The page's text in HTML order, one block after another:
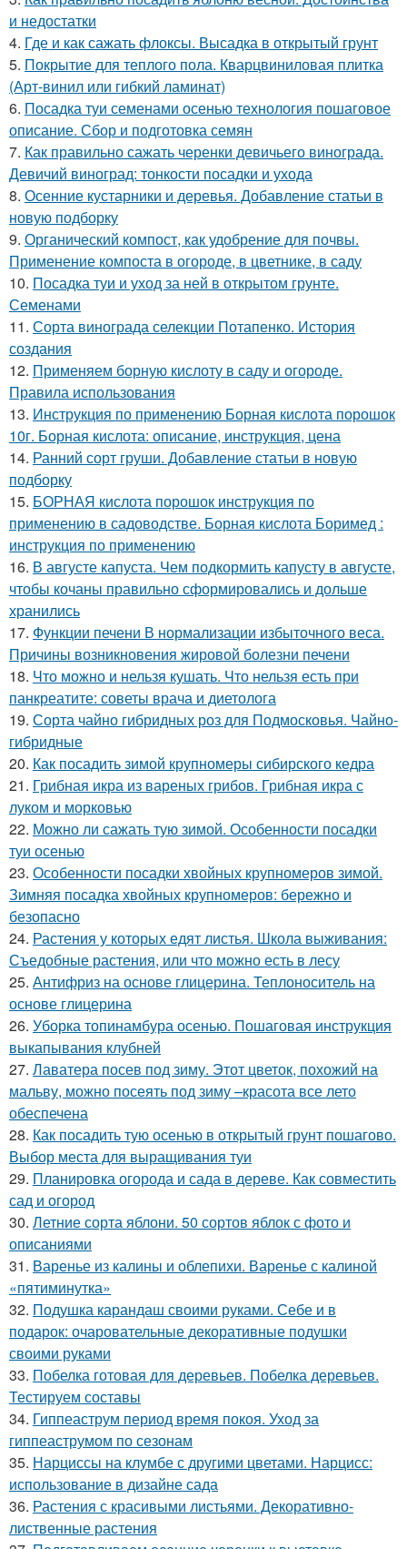
и недостатки
4. Где и как сажать флоксы. Высадка в открытый грунт
5. Покрытие для теплого пола. Кварцвиниловая плитка
(Арт-винил или гибкий ламинат)
6. Посадка туи семенами осенью технология пошаговое
описание. Сбор и подготовка семян
7. Как правильно сажать черенки девичьего винограда.
Девичий виноград: тонкости посадки и ухода
8. Осенние кустарники и деревья. Добавление статьи в
новую подборку
9. Органический компост, как удобрение для почвы.
Применение компоста в огороде, в цветнике, в саду
10. Посадка туи и уход за ней в открытом грунте.
Семенами
11. Сорта винограда селекции Потапенко. История
создания
12. Применяем борную кислоту в саду и огороде.
Правила использования
13. Инструкция по применению Борная кислота порошок
10г. Борная кислота: описание, инструкция, цена
14. Ранний сорт груши. Добавление статьи в новую
подборку
15. БОРНАЯ кислота порошок инструкция по
применению в садоводстве. Борная кислота Боримед :
инструкция по применению
16. В августе капуста. Чем подкормить капусту в августе,
чтобы кочаны правильно сформировались и дольше
хранились
17. Функции печени В нормализации избыточного веса.
Причины возникновения жировой болезни печени
18. Что можно и нельзя кушать. Что нельзя есть при
панкреатите: советы врача и диетолога
19. Сорта чайно гибридных роз для Подмосковья. Чайно-
гибридные
20. Как посадить зимой крупномеры сибирского кедра
21. Грибная икра из вареных грибов. Грибная икра с
луком и морковью
22. Можно ли сажать тую зимой. Особенности посадки
туи осенью
23. Особенности посадки хвойных крупномеров зимой.
Зимняя посадка хвойных крупномеров: бережно и
безопасно
24. Растения у которых едят листья. Школа выживания:
Съедобные растения, или что можно есть в лесу
25. Антифриз на основе глицерина. Теплоноситель на
основе глицерина
26. Уборка топинамбура осенью. Пошаговая инструкция
выкапывания клубней
27. Лаватера посев под зиму. Этот цветок, похожий на
мальву, можно посеять под зиму –красота все лето
обеспечена
28. Как посадить тую осенью в открытый грунт пошагово.
Выбор места для выращивания туи
29. Планировка огорода и сада в дереве. Как совместить
сад и огород
30. Летние сорта яблони. 50 сортов яблок с фото и
описаниями
31. Варенье из калины и облепихи. Варенье с калиной
«пятиминутка»
32. Подушка карандаш своими руками. Себе и в
подарок: очаровательные декоративные подушки
своими руками
33. Побелка готовая для деревьев. Побелка деревьев.
Тестируем составы
34. Гиппеаструм период время покоя. Уход за
гиппеаструмом по сезонам
35. Нарциссы на клумбе с другими цветами. Нарцисс:
использование в дизайне сада
36. Растения с красивыми листьями. Декоративно-
лиственные растения